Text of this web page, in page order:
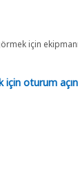
için
için oturum açın